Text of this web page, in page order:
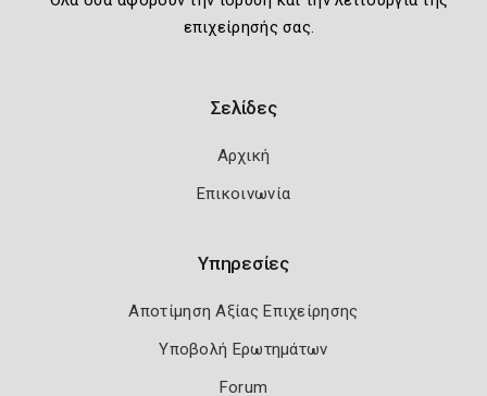
επιχείρησής σας.
Σελίδες
Αρχική
Επικοινωνία
Υπηρεσίες
Αποτίμηση Αξίας Επιχείρησης
Υποβολή Ερωτημάτων
Forum